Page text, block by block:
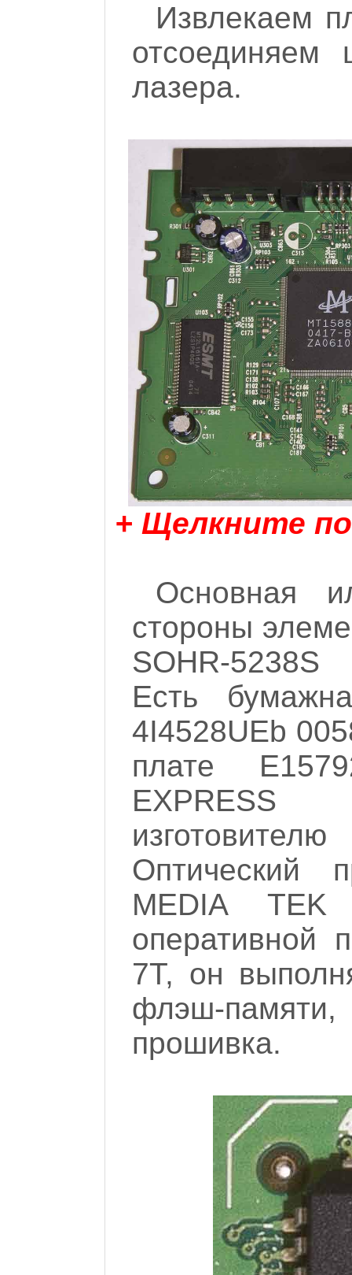
Извлекаем
лазера.
+ Щелкните
Основная
стороны
SOHR-
Есть
4I4528UEb
плате
EXPRESS
Оптический
MEDIA
оперативной
7T, он
флэш-
прошивка.